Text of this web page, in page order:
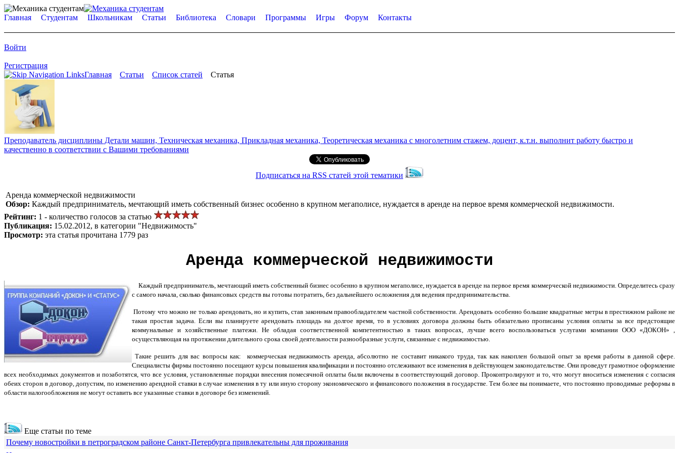
Главная Студентам Школьникам Статьи Библиотека Словари Программы Игры Форум Контакты
Войти
Регистрация
Главная
Статьи Список статей Статья
Преподаватель дисциплины Детали машин, Техническая механика, Прикладная механика, Теоретическая механика с многолетним стажем, доцент, к.т.н. выполнит работу быстро и
качественно в соответствии с Вашими требованиями
Подписаться на RSS статей этой тематики
Аренда коммерческой недвижимости
Обзор: Каждый предприниматель, мечтающий иметь собственный бизнес особенно в крупном мегаполисе, нуждается в аренде на первое время коммерческой недвижимости.
Рейтинг: 1 - количество голосов за статью
Публикация: 15.02.2012, в категории "Недвижимость"
Просмотр: эта статья прочитана 1779 раз
Аренда коммерческой недвижимости
Каждый предприниматель, мечтающий иметь собственный бизнес особенно в крупном мегаполисе, нуждается в аренде на первое время коммерческой недвижимости. Определитесь сразу
с самого начала, сколько финансовых средств вы готовы потратить, без дальнейшего осложнения для ведения предпринимательства.
Потому что можно не только арендовать, но и купить, став законным правообладателем частной собственности. Арендовать особенно большие квадратные метры в престижном районе не
такая простая задача. Если вы планируете арендовать площадь на долгое время, то в условиях договора должны быть обязательно прописаны условия оплаты за все предстоящие
коммунальные и хозяйственные платежи. Не обладая соответственной компетентностью в таких вопросах, лучше всего воспользоваться услугами компании ООО «ДОКОН» ,
осуществляющая на протяжении длительного срока своей деятельности разнообразные услуги, связанные с недвижимостью.
Такие решить для вас вопросы как: коммерческая недвижимость аренда, абсолютно не составит никакого труда, так как накоплен большой опыт за время работы в данной сфере.
Специалисты фирмы постоянно посещают курсы повышения квалификации и постоянно отслеживают все изменения в действующем законодательстве. Они проведут грамотное оформление
всех необходимых документов и позаботятся, что все условия, установленные порядки внесения помесячной оплаты были включены в соответствующий договор. Проконтролируют и то, что могут вноситься изменения с согласия
обеих сторон в договор, допустим, по изменению арендной ставки в случае изменения в ту или иную сторону экономического и финансового положения в государстве. Тем более вы понимаете, что постоянно проводимые реформы в
области налогообложения не могут оставить все указанные ставки в договоре без изменений.
Еще статьи по теме
Почему новостройки в петроградском районе Санкт-Петербурга привлекательны для проживания